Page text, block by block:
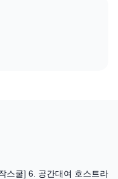
스쿨] 6. 공간대여 호스트라